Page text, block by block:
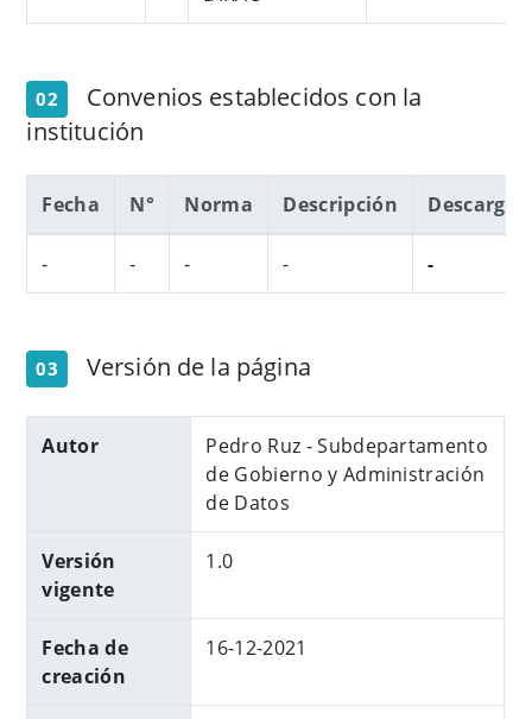
02
Convenios establecidos con la
institución
​Fecha N° Norma Descripción Descarga​
- - - - -
03 Versión de la página
Autor
Pedro Ruz - Subdepartamento
de Gobierno y Administración
de Datos
Versión
vigente
1.0
Fecha de
creación
16-12-2021